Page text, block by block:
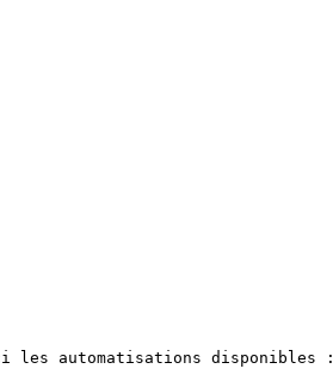
les automatisations disponibles :